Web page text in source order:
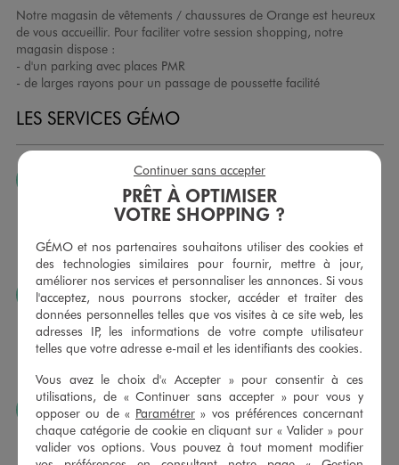
Notre magasin de vêtements / chaussures de Orange est heureux
de vous accueillir. Pour faciliter votre session shopping, notre
magasin dispose :
- d'un parking avec places PMR
- de larges rayons pour un passage de poussette facilité
LES SERVICES GÉMO
JE PEUX CHANGER D’AVIS
Nous échangeons et vous proposons un avoir ou un
remboursement pour tout article non porté, non retouché,
sous 30 jours, sur simple présentation du ticket de caisse,
dans tous les magasins GÉMO.
JE PEUX FAIRE RETOUCHER MES ARTICLES
Ourlets, ceintures… vous avez la possibilité de faire
retoucher vos articles textiles dans nos magasins. Les tarifs
sont à votre disposition sur simple demande. Voir
conditions en magasins.
J’AIME FAIRE PLAISIR
Nous vous proposons des cartes cadeaux GÉMO d’un
montant au choix entre 10€ et 150€. Les cartes cadeau
PRÊT À OPTIMISER
VOTRE SHOPPING ?
GÉMO et nos partenaires souhaitons utiliser des cookies et
des technologies similaires pour fournir, mettre à jour,
améliorer nos services et personnaliser les annonces. Si vous
l'acceptez, nous pourrons stocker, accéder et traiter des
données personnelles telles que vos visites à ce site web, les
adresses IP, les informations de votre compte utilisateur
telles que votre adresse e-mail et les identifiants des cookies.
Vous avez le choix d'« Accepter » pour consentir à ces
utilisations, de « Continuer sans accepter » pour vous y
opposer ou de « Paramétrer » vos préférences concernant
chaque catégorie de cookie en cliquant sur « Valider » pour
valider vos options. Vous pouvez à tout moment modifier
Continuer sans accepter